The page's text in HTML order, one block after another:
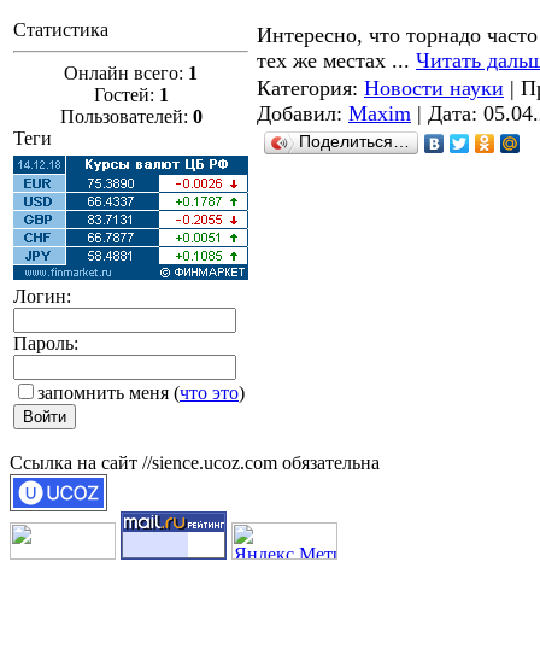
Статистика
Онлайн всего: 1
Гостей: 1
Пользователей: 0
Теги
Логин:
Пароль:
запомнить меня (что это)
Интересно, что торнадо
тех же местах ... Читать
Категория: Новости науки |
Добавил: Maxim | Дата:
Поделиться…
Ссылка на сайт //sience.ucoz.com обязательна